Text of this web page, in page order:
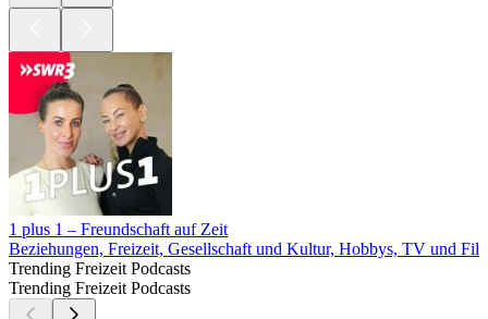
1 plus 1 – Freundschaft auf Zeit
Beziehungen, Freizeit, Gesellschaft und Kultur, Hobbys, TV und
Trending Freizeit Podcasts
Trending Freizeit Podcasts